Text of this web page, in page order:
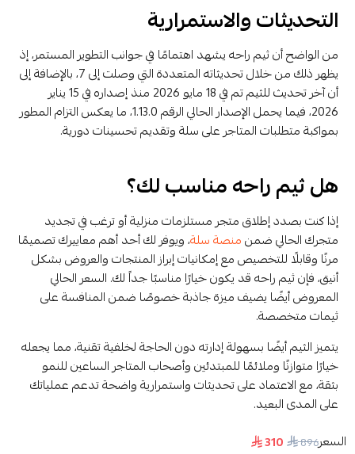
السعر896
310
التحديثات والاستمرارية
من الواضح أن ثيم راحه يشهد اهتمامًا في جوانب التطوير المستمر، إذ
يظهر ذلك من خلال تحديثاته المتعددة التي وصلت إلى 7، بالإضافة إلى
أن آخر تحديث للثيم تم في 18 مايو 2026 منذ إصداره في 15 يناير
2026، فيما يحمل الإصدار الحالي الرقم 1.13.0، ما يعكس التزام المطور
بمواكبة متطلبات المتاجر على سلة وتقديم تحسينات دورية.
هل ثيم راحه مناسب لك؟
إذا كنت بصدد إطلاق متجر مستلزمات منزلية أو ترغب في تجديد
متجرك الحالي ضمنمنصة سلة، ويوفر لك أحد أهم معاييرك تصميمًا
مرنًا وقابلًا للتخصيص مع إمكانيات إبراز المنتجات والعروض بشكل
أنيق، فإن ثيم راحه قد يكون خيارًا مناسبًا جداً لك. السعر الحالي
المعروض أيضًا يضيف ميزة جاذبة خصوصًا ضمن المنافسة على
ثيمات متخصصة.
يتميز الثيم أيضًا بسهولة إدارته دون الحاجة لخلفية تقنية، مما يجعله
خيارًا متوازنًا وملائمًا للمبتدئين وأصحاب المتاجر الساعين للنمو
بثقة، مع الاعتماد على تحديثات واستمرارية واضحة تدعم عملياتك
على المدى البعيد.